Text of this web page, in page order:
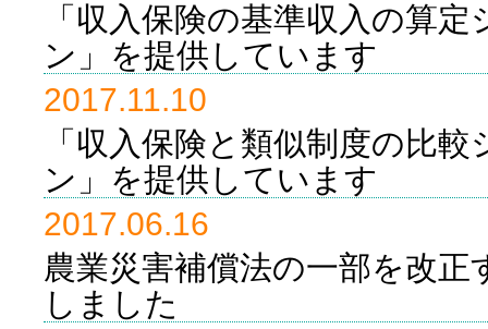
「収入保険の基準収入の算
ン」を提供しています
2017.11.10
「収入保険と類似制度の比
ン」を提供しています
2017.06.16
農業災害補償法の一部を改正
しました